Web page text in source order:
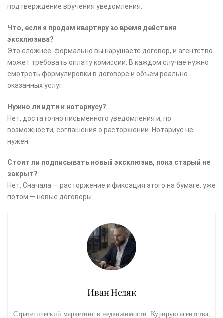
подтверждение вручения уведомления.
Что, если я продам квартиру во время действия
эксклюзива?
Это сложнее: формально вы нарушаете договор, и агентство
может требовать оплату комиссии. В каждом случае нужно
смотреть формулировки в договоре и объём реально
оказанных услуг.
Нужно ли идти к нотариусу?
Нет, достаточно письменного уведомления и, по
возможности, соглашения о расторжении. Нотариус не
нужен.
Стоит ли подписывать новый эксклюзив, пока старый не
закрыт?
Нет. Сначала — расторжение и фиксация этого на бумаге, уже
потом — новые договоры.
Иван Недяк
Стратегический маркетинг в недвижимости. Курирую агентства,